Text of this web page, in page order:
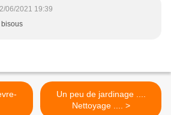
06/2021 19:39
bisous
Un peu de jardinage ....
Nettoyage .... >